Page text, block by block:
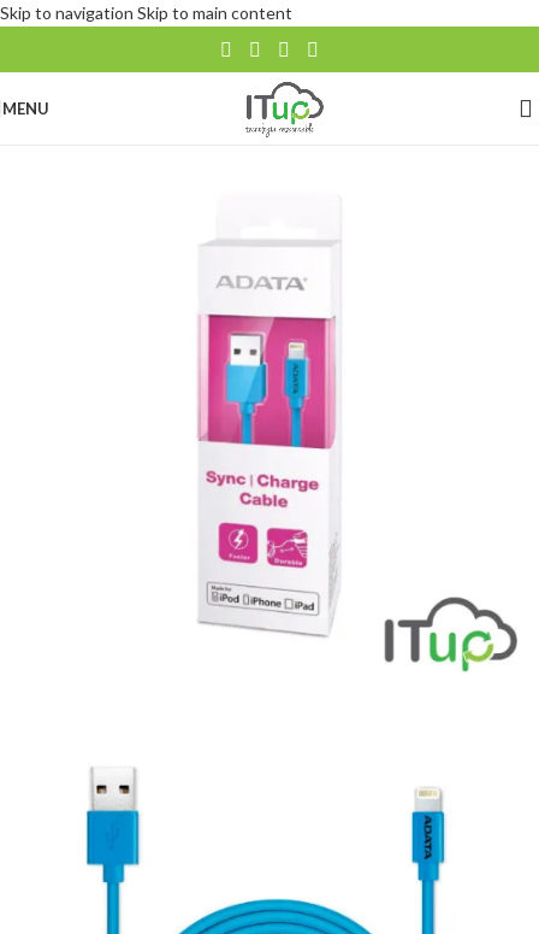
Skip to navigation Skip to main content
MENU